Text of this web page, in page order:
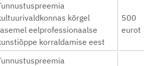
kõrgel
eelprofessionaalse
korraldamise eest
500
eurot